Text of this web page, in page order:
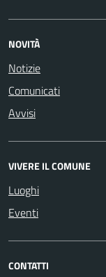
NOVITÀ
Notizie
Comunicati
Avvisi
VIVERE IL COMUNE
Luoghi
Eventi
CONTATTI